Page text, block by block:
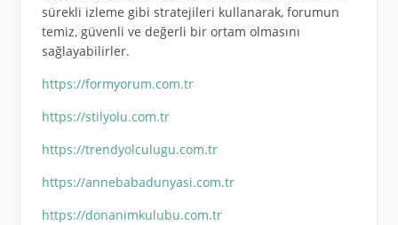
sürekli izleme gibi stratejileri kullanarak, forumun
temiz, güvenli ve değerli bir ortam olmasını
sağlayabilirler.
https://formyorum.com.tr
https://stilyolu.com.tr
https://trendyolculugu.com.tr
https://annebabadunyasi.com.tr
https://donanimkulubu.com.tr